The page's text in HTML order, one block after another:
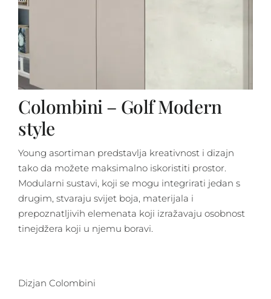
Colombini – Golf Modern
style
Young asortiman predstavlja kreativnost i dizajn
tako da možete maksimalno iskoristiti prostor.
Modularni sustavi, koji se mogu integrirati jedan s
drugim, stvaraju svijet boja, materijala i
prepoznatljivih elemenata koji izražavaju osobnost
tinejdžera koji u njemu boravi.
Dizjan Colombini